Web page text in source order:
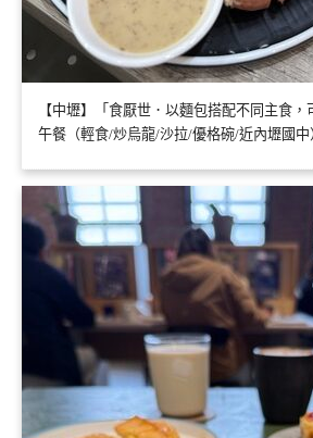
【中壢】「食厭世．以麵包搭配不同主食
午餐（輕食/炒烏龍/沙拉/優格碗/近內壢國中